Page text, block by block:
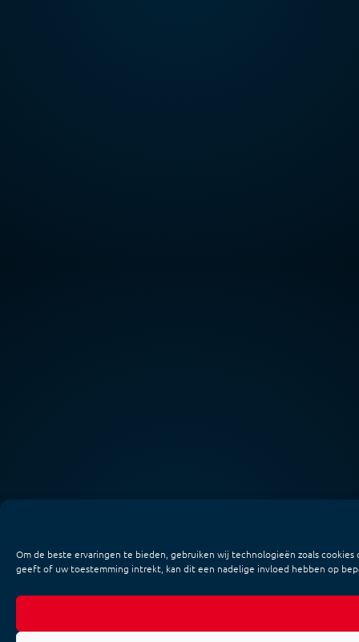
Om de beste ervaringen te bieden, gebruiken wij technologieën zoals
geeft of uw toestemming intrekt, kan dit een nadelige invloed hebben op